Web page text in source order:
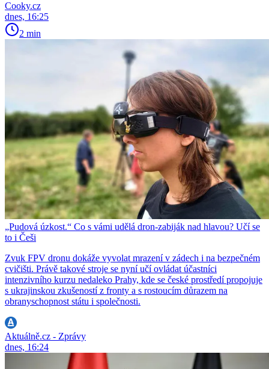
Cooky.cz
dnes, 16:25
2 min
„Pudová úzkost.“ Co s vámi udělá dron-zabiják nad hlavou? Učí se
to i Češi
Zvuk FPV dronu dokáže vyvolat mrazení v zádech i na bezpečném
cvičišti. Právě takové stroje se nyní učí ovládat účastníci
intenzivního kurzu nedaleko Prahy, kde se české prostředí propojuje
s ukrajinskou zkušeností z fronty a s rostoucím důrazem na
obranyschopnost státu i společnosti.
Aktuálně.cz - Zprávy
dnes, 16:24